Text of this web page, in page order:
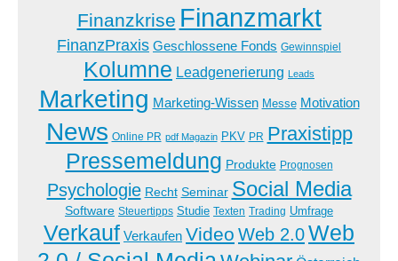
Finanzkrise Finanzmarkt
FinanzPraxis Geschlossene Fonds Gewinnspiel
Kolumne Leadgenerierung Leads
Marketing Marketing-Wissen Messe Motivation
News Online PR pdf Magazin PKV PR Praxistipp
Pressemeldung Produkte Prognosen
Psychologie Recht Seminar Social Media
Software Steuertipps Studie Texten Trading Umfrage
Verkauf Verkaufen Video Web 2.0Web